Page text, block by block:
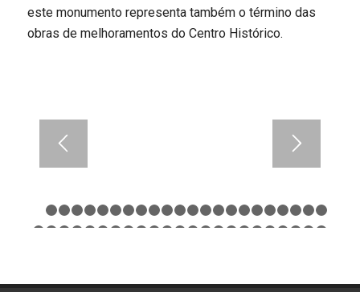
este monumento representa também o término das
obras de melhoramentos do Centro Histórico.
1 2 3 4 5 6 7 8 9 1011121314151617